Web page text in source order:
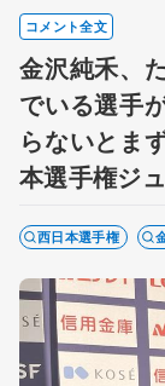
コメント全文
金沢純禾、
でいる選手
らないとま
本選手権ジ
西日本選手権